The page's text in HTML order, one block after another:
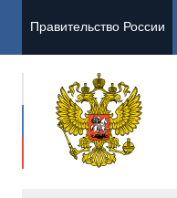
Правительство России